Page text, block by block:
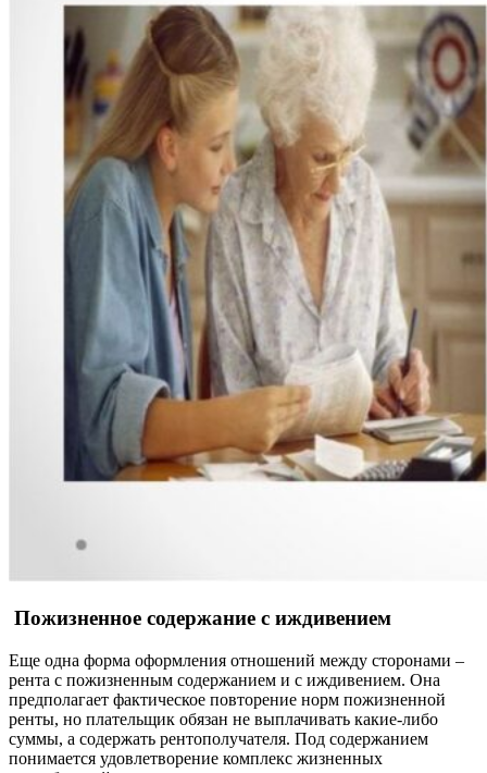
Пожизненное содержание с иждивением
Еще одна форма оформления отношений между сторонами –
рента с пожизненным содержанием и с иждивением. Она
предполагает фактическое повторение норм пожизненной
ренты, но плательщик обязан не выплачивать какие-либо
суммы, а содержать рентополучателя. Под содержанием
понимается удовлетворение комплекс жизненных